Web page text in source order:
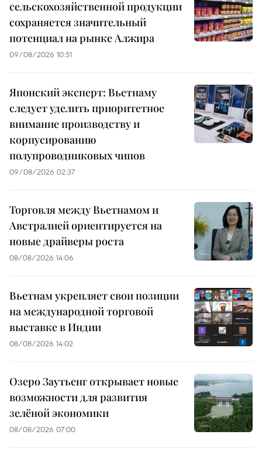
сельскохозяйственной продукции
сохраняется значительный
потенциал на рынке Алжира
09/08/2026 10:51
Японский эксперт: Вьетнаму
следует уделить приоритетное
внимание производству и
корпусированию
полупроводниковых чипов
09/08/2026 02:37
Торговля между Вьетнамом и
Австралией ориентируется на
новые драйверы роста
08/08/2026 14:06
Вьетнам укрепляет свои позиции
на международной торговой
выставке в Индии
08/08/2026 14:02
Озеро Заутьенг открывает новые
возможности для развития
зелёной экономики
08/08/2026 07:00